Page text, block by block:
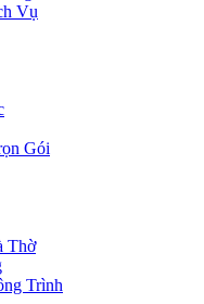
Vụ
Gói
Thờ
Trình